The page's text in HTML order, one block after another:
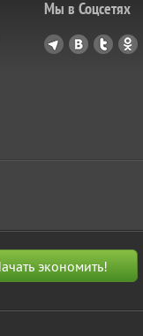
Мы в Соцсетях